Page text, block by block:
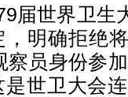
届世界卫生
明确拒绝
察员身份参
是世卫大会